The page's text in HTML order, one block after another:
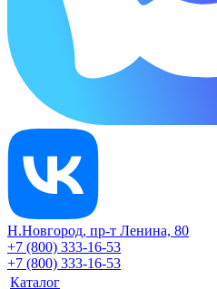
Н.Новгород, пр-т Ленина, 80
+7 (800) 333-16-53
+7 (800) 333-16-53
Каталог